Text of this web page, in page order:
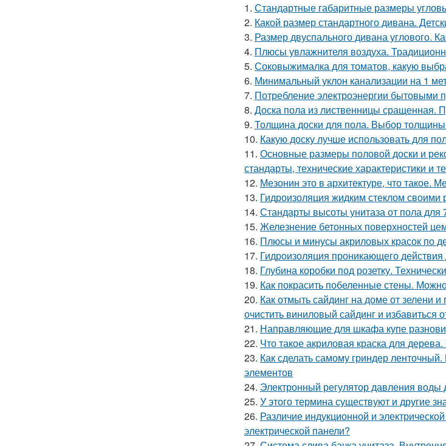
1. Стандартные габаритные размеры
2. Какой размер стандартного дивана.
3. Размер двуспального дивана углового.
4. Плюсы увлажнителя воздуха.
5. Соковыжималка для томатов, какую
6. Минимальный уклон канализации на 1
7. Потребление электроэнергии бытовыми
8. Доска пола из лиственницы сращенная.
9. Толщина доски для пола. Выбор
10. Какую доску лучше использовать для
11. Основные размеры половой доски и
стандарты, технические характеристики и
12. Мезонин это в архитектуре, что такое.
13. Гидроизоляция жидким стеклом
14. Стандарты высоты унитаза от пола
15. Железнение бетонных поверхностей
16. Плюсы и минусы акриловых красок по
17. Гидроизоляция проникающего
18. Глубина коробки под розетку.
19. Как покрасить побеленные стены.
20. Как отмыть сайдинг на доме от зелени и
очистить виниловый сайдинг и избавиться
21. Направляющие для шкафа купе
22. Что такое акриловая краска для
23. Как сделать самому гриндер
элементов
24. Электронный регулятор давления воды
25. У этого термина существуют и другие
26. Различие индукционной и
электрической панели?